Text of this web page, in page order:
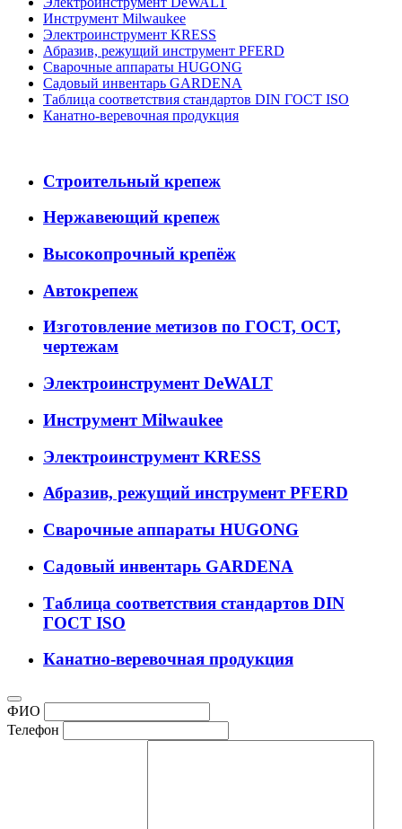
Инструмент Milwaukee
Электроинструмент KRESS
Абразив, режущий инструмент PFERD
Сварочные аппараты HUGONG
Садовый инвентарь GARDENA
Таблица соответствия стандартов DIN ГОСТ ISO
Канатно-веревочная продукция
Строительный крепеж
Нержавеющий крепеж
Высокопрочный крепёж
Автокрепеж
Изготовление метизов по ГОСТ, ОСТ,
чертежам
Электроинструмент DeWALT
Инструмент Milwaukee
Электроинструмент KRESS
Абразив, режущий инструмент PFERD
Сварочные аппараты HUGONG
Садовый инвентарь GARDENA
Таблица соответствия стандартов DIN
ГОСТ ISO
Канатно-веревочная продукция
ФИО
Телефон